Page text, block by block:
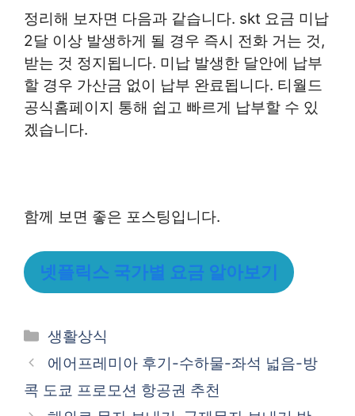
정리해 보자면 다음과 같습니다. skt 요금 미납
2달 이상 발생하게 될 경우 즉시 전화 거는 것,
받는 것 정지됩니다. 미납 발생한 달안에 납부
할 경우 가산금 없이 납부 완료됩니다. 티월드
공식홈페이지 통해 쉽고 빠르게 납부할 수 있
겠습니다.
함께 보면 좋은 포스팅입니다.
넷플릭스 국가별 요금 알아보기
카
테
고
리
생활상식
에어프레미아 후기-수하물-좌석 넓음-방
콕 도쿄 프로모션 항공권 추천